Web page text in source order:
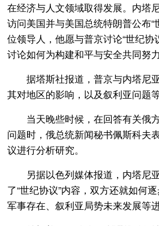
在经济与人文领域取得发展。内塔
访问美国并与美国总统特朗普公布“
位领导人，他愿与普京讨论“世纪协
讨论如何为构建和平与安全共同努力
据塔斯社报道，普京与内塔尼亚
其对地区的影响，以及叙利亚问题
当天晚些时候，在回答有关俄方
问题时，俄总统新闻秘书佩斯科夫
议进行分析研究。
另据以色列媒体报道，内塔尼
了“世纪协议”内容，双方还就如何
军事存在、叙利亚局势未来发展等